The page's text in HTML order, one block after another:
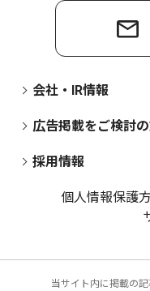
会社・IR情報
広告掲載をご検討
採用情報
個人情報保護
当サイト内に掲載の